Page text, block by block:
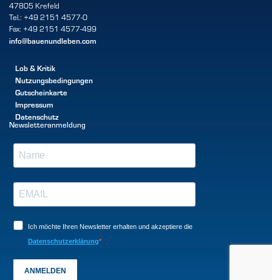
47805 Krefeld
Tel.: +49 2151 4577-0
Fax: +49 2151 4577-499
info@bauenundleben.com
Lob & Kritik
Nutzungsbedingungen
Gutscheinkarte
Impressum
Datenschutz
Newsletteranmeldung
Ich möchte Ihren Newsletter erhalten und akzeptiere die
Datenschutzerklärung
ANMELDEN